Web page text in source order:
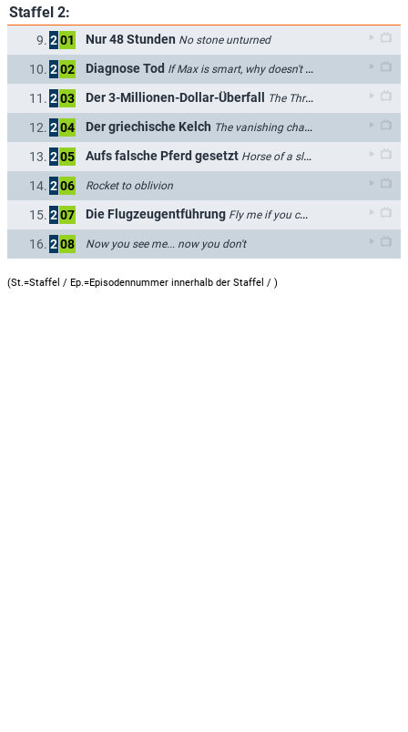
Staffel 2:
9. 201 Nur 48 Stunden No stone unturned
10. 202 Diagnose Tod If Max is smart, why doesn't he tell us where he is?
11. 203 Der 3-Millionen-Dollar-Überfall The Three-Million-Dollar piracy
12. 204 Der griechische Kelch The vanishing chalice
13. 205 Aufs falsche Pferd gesetzt Horse of a slightly different color
14. 206 Rocket to oblivion
15. 207 Die Flugzeugentführung Fly me if you can find me
16. 208 Now you see me... now you don't
(St.=Staffel / Ep.=Episodennummer innerhalb der Staffel / )